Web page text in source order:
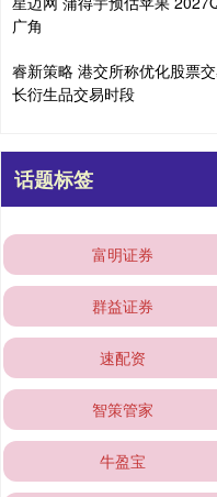
广角
睿新策略 港交所称优化股票
长衍生品交易时段
话题标签
富明证券
群益证券
速配资
智策管家
牛盈宝